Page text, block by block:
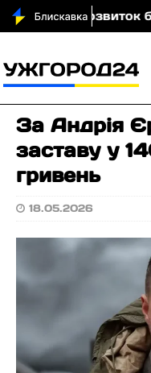
на розвиток
За Андрія
заставу у
гривень
18.05.2026